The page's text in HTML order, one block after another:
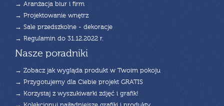
→ Aranżacja biur i firm
→ Projektowanie wnętrz
→ Sale przedszkolne - dekoracje
→ Regulamin do 31.12.2022 r.
Nasze poradniki
→ Zobacz jak wygląda produkt w Twoim pokoju
→ Przygotujemy dla Ciebie projekt GRATIS
→ Korzystaj z wyszukiwarki zdjęć i grafik!